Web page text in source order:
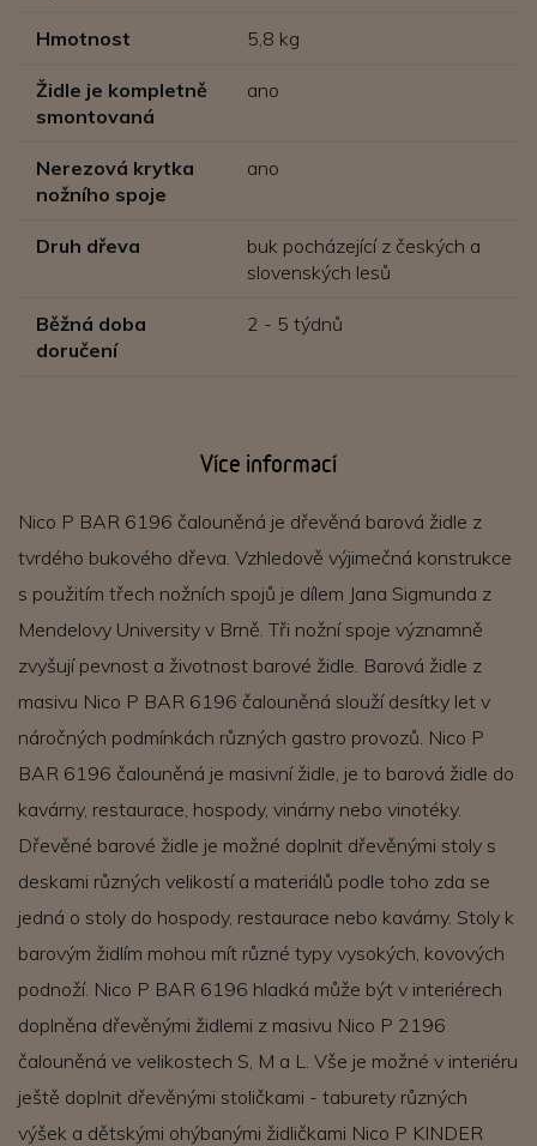
Hmotnost 5,8 kg
Židle je kompletně
smontovaná
ano
Nerezová krytka
nožního spoje
ano
Druh dřeva
buk pocházející z českých a
slovenských lesů
Běžná doba
doručení
2 - 5 týdnů
Více informací
Nico P BAR 6196 čalouněná je dřevěná barová židle z
tvrdého bukového dřeva. Vzhledově výjimečná konstrukce
s použitím třech nožních spojů je dílem Jana Sigmunda z
Mendelovy University v Brně. Tři nožní spoje významně
zvyšují pevnost a životnost barové židle. Barová židle z
masivu Nico P BAR 6196 čalouněná slouží desítky let v
náročných podmínkách různých gastro provozů. Nico P
BAR 6196 čalouněná je masivní židle, je to barová židle do
kavárny, restaurace, hospody, vinárny nebo vinotéky.
Dřevěné barové židle je možné doplnit dřevěnými stoly s
deskami různých velikostí a materiálů podle toho zda se
jedná o stoly do hospody, restaurace nebo kavárny. Stoly k
barovým židlím mohou mít různé typy vysokých, kovových
podnoží. Nico P BAR 6196 hladká může být v interiérech
doplněna dřevěnými židlemi z masivu Nico P 2196
čalouněná ve velikostech S, M a L. Vše je možné v interiéru
ještě doplnit dřevěnými stoličkami - taburety různých
výšek a dětskými ohýbanými židličkami Nico P KINDER